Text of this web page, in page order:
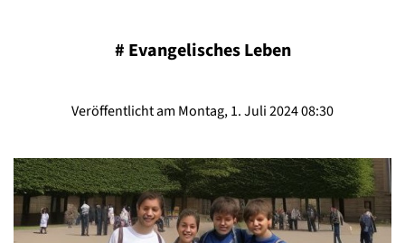
# Evangelisches Leben
Veröffentlicht am Montag, 1. Juli 2024 08:30